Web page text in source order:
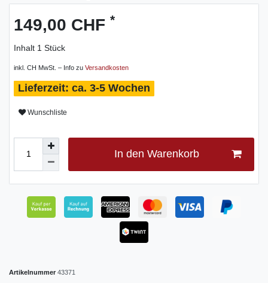
149,00 CHF *
Inhalt 1 Stück
inkl. CH MwSt. – Info zu Versandkosten
ca. 3-5 Wochen
Wunschliste
In den Warenkorb
Artikelnummer 43371